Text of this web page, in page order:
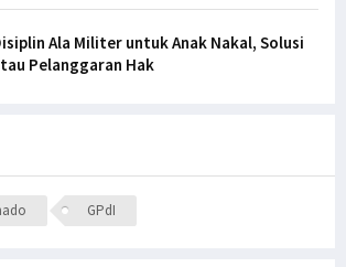
Ala Militer untuk Anak Nakal, Solusi
Pelanggaran Hak
GPdI